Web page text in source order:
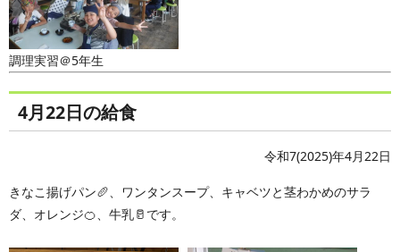
調理実習＠5年生
4月22日の給食
令和7(2025)年4月22日
きなこ揚げパン🥖、ワンタンスープ、キャベツと茎わかめのサラ
ダ、オレンジ🍊、牛乳🥛です。